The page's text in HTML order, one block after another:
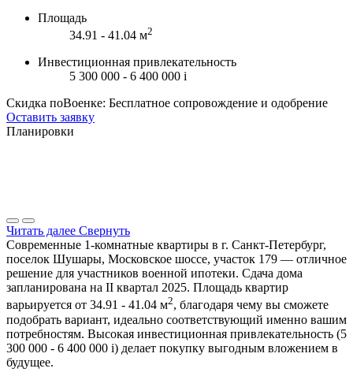
Площадь
34.91 - 41.04 м2
Инвестиционная привлекательность
5 300 000 - 6 400 000 i
Скидка поВоенке: Бесплатное сопровождение и одобрение
Оставить заявку
Планировки
Читать далее Свернуть
Современные 1-комнатные квартиры в г. Санкт-Петербург,
поселок Шушары, Московское шоссе, участок 179 — отличное
решение для участников военной ипотеки. Сдача дома
запланирована на II квартал 2025. Площадь квартир
варьируется от 34.91 - 41.04 м2, благодаря чему вы сможете
подобрать вариант, идеально соответствующий именно вашим
потребностям. Высокая инвестиционная привлекательность (5
300 000 - 6 400 000 i) делает покупку выгодным вложением в
будущее.